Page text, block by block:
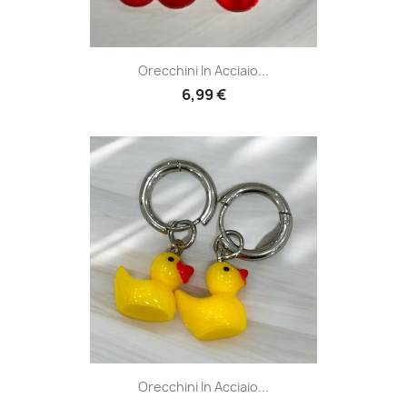
Orecchini In Acciaio...
6,99 €
Orecchini In Acciaio...